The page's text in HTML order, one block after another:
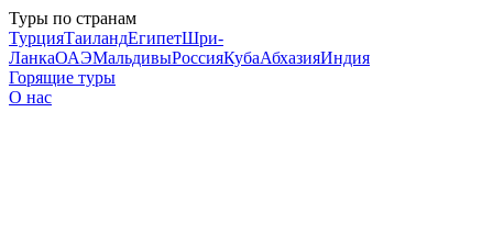
Туры по странам
ТурцияТаиландЕгипетШри-
ЛанкаОАЭМальдивыРоссияКубаАбхазияИндия
Горящие туры
О нас